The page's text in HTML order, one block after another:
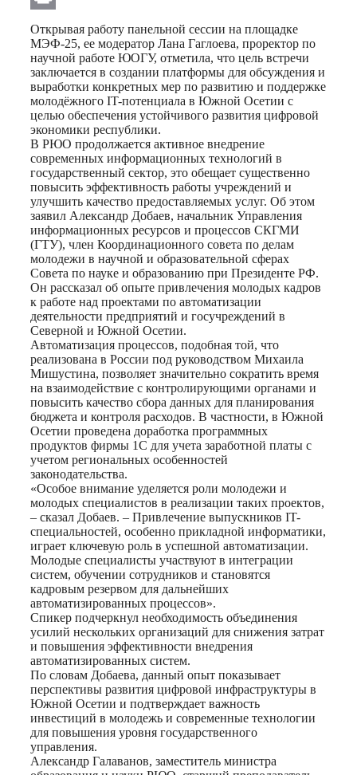
Print
Открывая работу панельной сессии на площадке
МЭФ-25, ее модератор Лана Гаглоева, проректор по
научной работе ЮОГУ, отметила, что цель встречи
заключается в создании платформы для обсуждения и
выработки конкретных мер по развитию и поддержке
молодёжного IT-потенциала в Южной Осетии с
целью обеспечения устойчивого развития цифровой
экономики республики.
В РЮО продолжается активное внедрение
современных информационных технологий в
государственный сектор, это обещает существенно
повысить эффективность работы учреждений и
улучшить качество предоставляемых услуг. Об этом
заявил Александр Добаев, начальник Управления
информационных ресурсов и процессов СКГМИ
(ГТУ), член Координационного совета по делам
молодежи в научной и образовательной сферах
Совета по науке и образованию при Президенте РФ.
Он рассказал об опыте привлечения молодых кадров
к работе над проектами по автоматизации
деятельности предприятий и госучреждений в
Северной и Южной Осетии.
Автоматизация процессов, подобная той, что
реализована в России под руководством Михаила
Мишустина, позволяет значительно сократить время
на взаимодействие с контролирующими органами и
повысить качество сбора данных для планирования
бюджета и контроля расходов. В частности, в Южной
Осетии проведена доработка программных
продуктов фирмы 1С для учета заработной платы с
учетом региональных особенностей
законодательства.
«Особое внимание уделяется роли молодежи и
молодых специалистов в реализации таких проектов,
– сказал Добаев. – Привлечение выпускников IT-
специальностей, особенно прикладной информатики,
играет ключевую роль в успешной автоматизации.
Молодые специалисты участвуют в интеграции
систем, обучении сотрудников и становятся
кадровым резервом для дальнейших
автоматизированных процессов».
Спикер подчеркнул необходимость объединения
усилий нескольких организаций для снижения затрат
и повышения эффективности внедрения
автоматизированных систем.
По словам Добаева, данный опыт показывает
перспективы развития цифровой инфраструктуры в
Южной Осетии и подтверждает важность
инвестиций в молодежь и современные технологии
для повышения уровня государственного
управления.
Александр Галаванов, заместитель министра